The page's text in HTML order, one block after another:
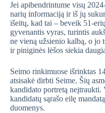
Jei apibendrintume visų
narių informaciją ir iš jų
išeitų, kad tai – beveik 51-
gyvenantis vyras, turintis
ne vieną užsienio kalbą, o jo
ir piniginės lėšos siekia
Seimo rinkimuose išrinktas
atsisakė dirbti Seime. Šių
kandidato portretą
kandidatų sąrašo eilę
duomenys.